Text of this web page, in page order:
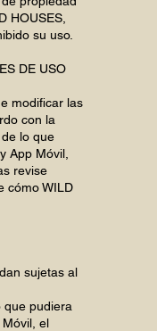
HOUSES,
su uso.
DE USO
modificar las
con la
lo que
App Móvil,
revise
cómo WILD
sujetas al
que pudiera
el